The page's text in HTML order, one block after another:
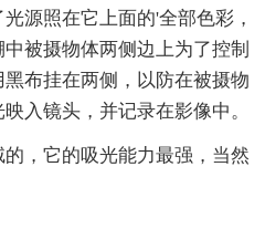
源照在它上面的'全部色彩，
被摄物体两侧边上为了控制
布挂在两侧，以防在被摄物
入镜头，并记录在影像中。
，它的吸光能力最强，当然